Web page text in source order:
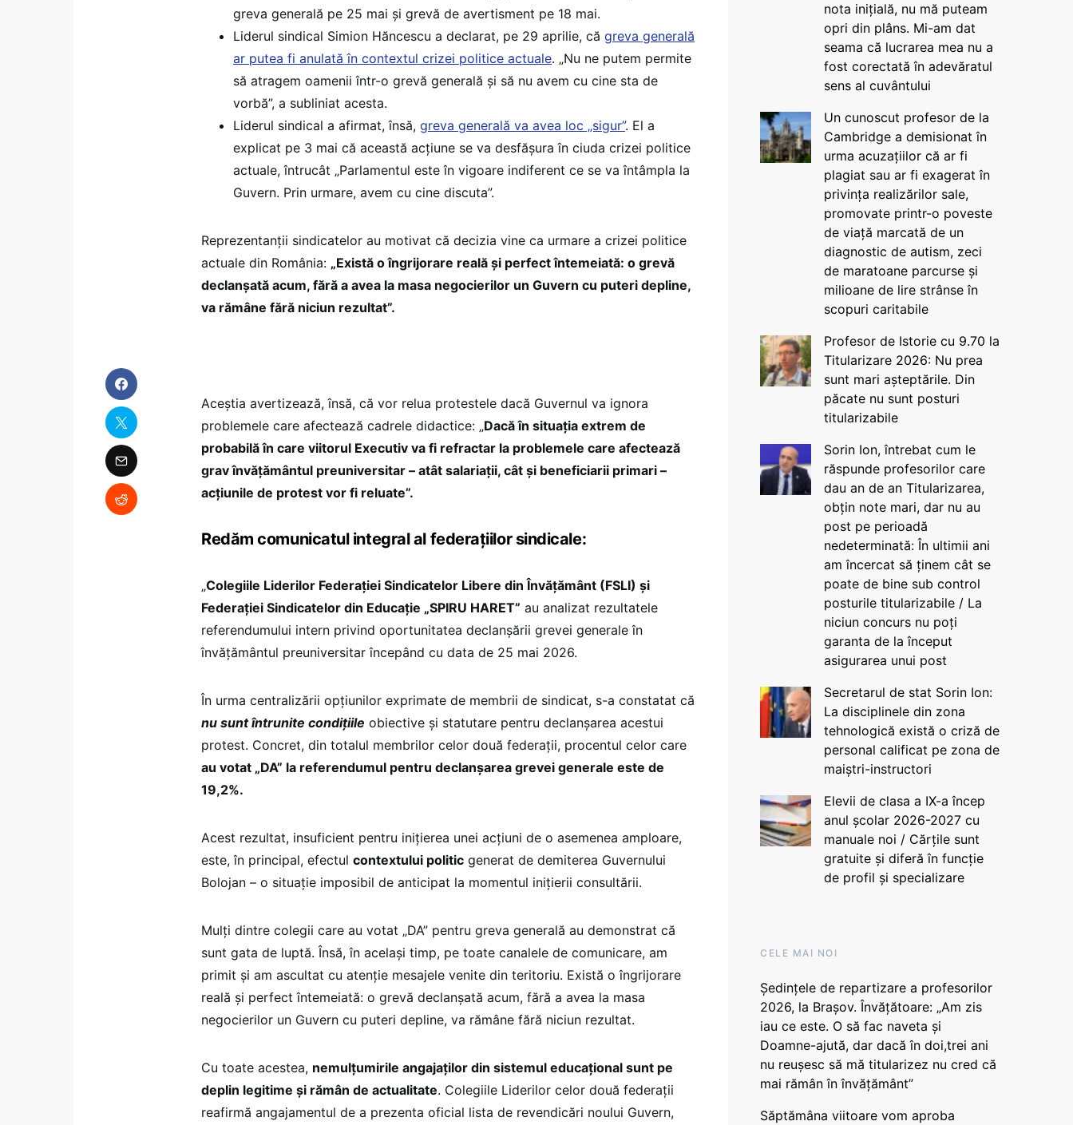
greva generală pe 25 mai și grevă de avertisment pe 18 mai.
Liderul sindical Simion Hăncescu a declarat, pe 29 aprilie, că greva generală
ar putea fi anulată în contextul crizei politice actuale. „Nu ne putem permite
să atragem oamenii într-o grevă generală și să nu avem cu cine sta de
vorbă”, a subliniat acesta.
Liderul sindical a afirmat, însă, greva generală va avea loc „sigur”. El a
explicat pe 3 mai că această acțiune se va desfășura în ciuda crizei politice
actuale, întrucât „Parlamentul este în vigoare indiferent ce se va întâmpla la
Guvern. Prin urmare, avem cu cine discuta”.
Reprezentanții sindicatelor au motivat că decizia vine ca urmare a crizei politice
actuale din România: „Există o îngrijorare reală și perfect întemeiată: o grevă
declanșată acum, fără a avea la masa negocierilor un Guvern cu puteri depline,
va rămâne fără niciun rezultat”.
Aceștia avertizează, însă, că vor relua protestele dacă Guvernul va ignora
problemele care afectează cadrele didactice: „Dacă în situația extrem de
probabilă în care viitorul Executiv va fi refractar la problemele care afectează
grav învățământul preuniversitar – atât salariații, cât și beneficiarii primari –
acțiunile de protest vor fi reluate”.
Redăm comunicatul integral al federațiilor sindicale:
„Colegiile Liderilor Federației Sindicatelor Libere din Învățământ (FSLI) și
Federației Sindicatelor din Educație „SPIRU HARET” au analizat rezultatele
referendumului intern privind oportunitatea declanșării grevei generale în
învățământul preuniversitar începând cu data de 25 mai 2026.
În urma centralizării opțiunilor exprimate de membrii de sindicat, s-a constatat că
nu sunt întrunite condițiile obiective și statutare pentru declanșarea acestui
protest. Concret, din totalul membrilor celor două federații, procentul celor care
au votat „DA” la referendumul pentru declanșarea grevei generale este de
19,2%.
Acest rezultat, insuficient pentru inițierea unei acțiuni de o asemenea amploare,
este, în principal, efectul contextului politic generat de demiterea Guvernului
Bolojan – o situație imposibil de anticipat la momentul inițierii consultării.
Mulți dintre colegii care au votat „DA” pentru greva generală au demonstrat că
sunt gata de luptă. Însă, în același timp, pe toate canalele de comunicare, am
primit și am ascultat cu atenție mesajele venite din teritoriu. Există o îngrijorare
reală și perfect întemeiată: o grevă declanșată acum, fără a avea la masa
negocierilor un Guvern cu puteri depline, va rămâne fără niciun rezultat.
Cu toate acestea, nemulțumirile angajaților din sistemul educațional sunt pe
deplin legitime și rămân de actualitate. Colegiile Liderilor celor două federații
reafirmă angajamentul de a prezenta oficial lista de revendicări noului Guvern,
nota inițială, nu mă puteam
opri din plâns. Mi-am dat
seama că lucrarea mea nu a
fost corectată în adevăratul
sens al cuvântului
Un cunoscut profesor de la
Cambridge a demisionat în
urma acuzațiilor că ar fi
plagiat sau ar fi exagerat în
privința realizărilor sale,
promovate printr-o poveste
de viață marcată de un
diagnostic de autism, zeci
de maratoane parcurse și
milioane de lire strânse în
scopuri caritabile
Profesor de Istorie cu 9.70 la
Titularizare 2026: Nu prea
sunt mari așteptările. Din
păcate nu sunt posturi
titularizabile
Sorin Ion, întrebat cum le
răspunde profesorilor care
dau an de an Titularizarea,
obțin note mari, dar nu au
post pe perioadă
nedeterminată: În ultimii ani
am încercat să ținem cât se
poate de bine sub control
posturile titularizabile / La
niciun concurs nu poți
garanta de la început
asigurarea unui post
Secretarul de stat Sorin Ion:
La disciplinele din zona
tehnologică există o criză de
personal calificat pe zona de
maiștri-instructori
Elevii de clasa a IX-a încep
anul școlar 2026-2027 cu
manuale noi / Cărțile sunt
gratuite și diferă în funcție
de profil și specializare
CELE MAI NOI
Ședințele de repartizare a profesorilor
2026, la Brașov. Învățătoare: „Am zis
iau ce este. O să fac naveta și
Doamne-ajută, dar dacă în doi,trei ani
nu reușesc să mă titularizez nu cred că
mai rămân în învățământ”
Săptămâna viitoare vom aproba